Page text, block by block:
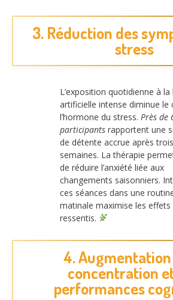
3. Réduction des
stress
L’exposition quotidienne à la
artificielle intense diminue le
l’hormone du stress. Près de
participants rapportent une
de détente accrue après trois
semaines. La thérapie
de réduire l’anxiété liée aux
changements saisonniers.
ces séances dans une
matinale maximise les effets
ressentis.
4.
concentration
performances